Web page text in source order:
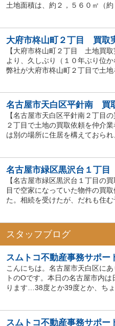
土地面積は、約２，５６０㎡（約
大府市柊山町２丁目 買取
【大府市柊山町２丁目 土地買
より、久しぶり（１０年ぶり位
弊社が大府市柊山町２丁目で土地
名古屋市天白区平針南 買
【名古屋市天白区平針南２丁目
２丁目で土地の買取依頼を仲介
は別の場所に住居を構えておら
名古屋市緑区黒沢台１丁
【名古屋市緑区黒沢台１丁目の
目で空家になっていた物件の買
た。相続を受けたが、だれも住
スタッフブログ
スムトコ不動産事務サポー
こんにちは。名古屋市天白区に
トのOです。本日の名古屋市内
ります…38度とか39度とか、ち
スムトコ不動産事務サポー